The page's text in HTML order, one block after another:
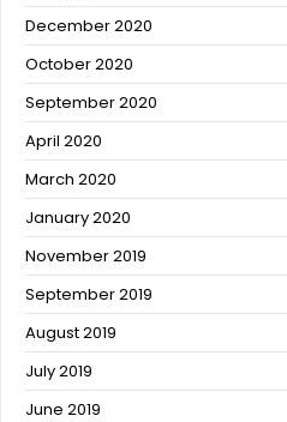
December 2020
October 2020
September 2020
April 2020
March 2020
January 2020
November 2019
September 2019
August 2019
July 2019
June 2019